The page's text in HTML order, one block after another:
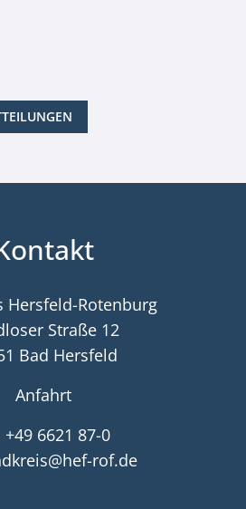
Hersfeld-Rotenburg
Straße 12
Bad Hersfeld
Anfahrt
+49 6621 87-0
rof.de